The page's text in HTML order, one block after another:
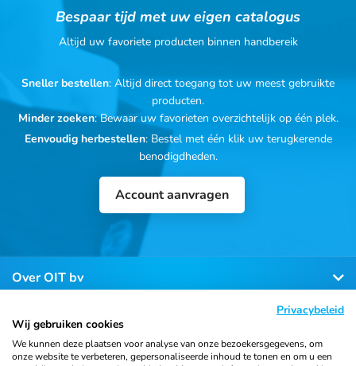
Bespaar tijd met uw eigen catalogus
Altijd uw favoriete producten binnen handbereik
Sneller bestellen: Altijd direct toegang tot uw meest gebruikte
producten.
Minder zoeken: Bewaar uw favorieten overzichtelijk op één plek.
Eenvoudig herbestellen: Bestel met één klik uw terugkerende
benodigdheden.
Account aanvragen
Over OIT bv
Klantenservice
Privacybeleid
Wij gebruiken cookies
We kunnen deze plaatsen voor analyse van onze bezoekersgegevens, om
onze website te verbeteren, gepersonaliseerde inhoud te tonen en om u een